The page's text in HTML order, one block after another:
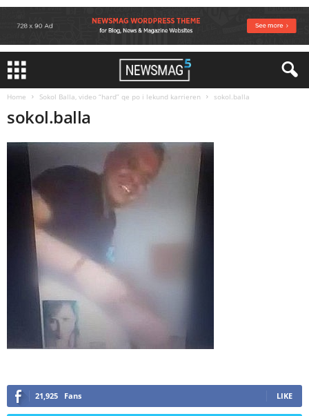
Home Sokol Balla, video “hard” qe po i lekund karrieren sokol.balla
sokol.balla
21,925 Fans LIKE